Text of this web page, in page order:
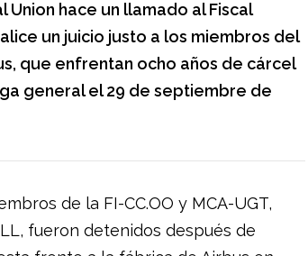
Union hace un llamado al Fiscal
un juicio justo a los miembros del
que enfrentan ocho años de cárcel
general el 29 de septiembre de
de la FI-CC.OO y MCA-UGT,
fueron detenidos después de